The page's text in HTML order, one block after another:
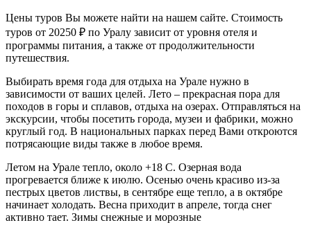
Цены туров Вы можете найти на нашем сайте. Стоимость
туров от 20250 ₽ по Уралу зависит от уровня отеля и
программы питания, а также от продолжительности
путешествия.
Выбирать время года для отдыха на Урале нужно в
зависимости от ваших целей. Лето – прекрасная пора для
походов в горы и сплавов, отдыха на озерах. Отправляться на
экскурсии, чтобы посетить города, музеи и фабрики, можно
круглый год. В национальных парках перед Вами откроются
потрясающие виды также в любое время.
Летом на Урале тепло, около +18 C. Озерная вода
прогревается ближе к июлю. Осенью очень красиво из-за
пестрых цветов листвы, в сентябре еще тепло, а в октябре
начинает холодать. Весна приходит в апреле, тогда снег
активно тает. Зимы снежные и морозные